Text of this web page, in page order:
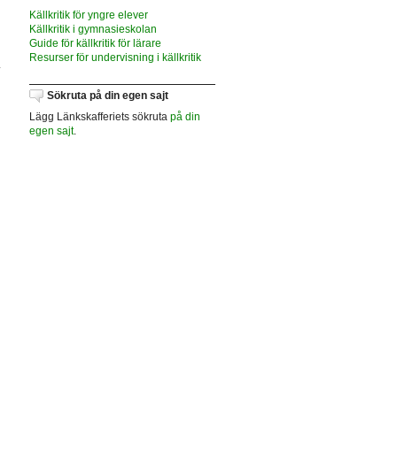
Källkritik för yngre elever
Källkritik i gymnasieskolan
Guide för källkritik för lärare
Resurser för undervisning i källkritik
Sökruta på din egen sajt
Lägg Länkskafferiets sökruta på din
egen sajt.